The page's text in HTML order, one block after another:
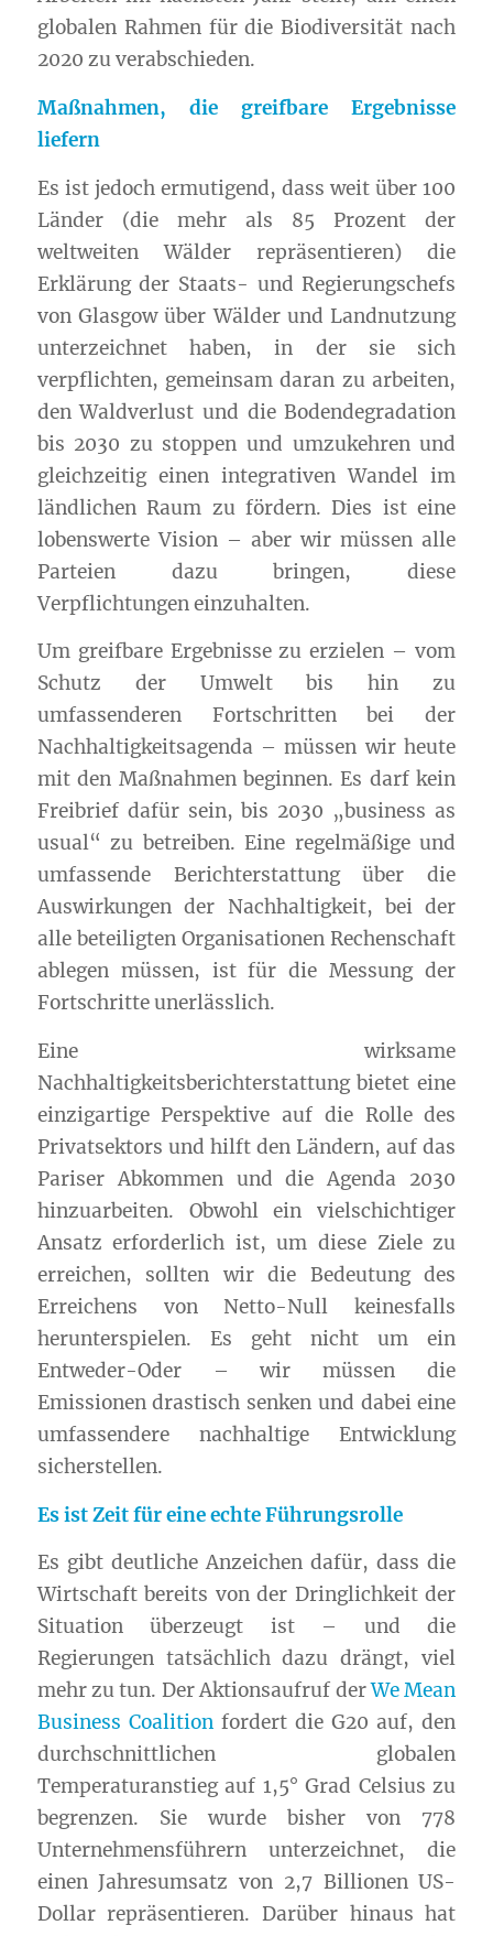
globalen Rahmen für dieBiodiversität nach
2020 zu verabschieden.
Maßnahmen, die greifbare Ergebnisse
liefern
Es ist jedoch ermutigend, dass weit über 100
Länder (die mehr als 85 Prozent der
weltweiten Wälder repräsentieren) die
Erklärung der Staats- und Regierungschefs
von Glasgow über Wälder und Landnutzung
unterzeichnet haben, in der sie sich
verpflichten, gemeinsam daran zu arbeiten,
den Waldverlust und die Bodendegradation
bis 2030 zu stoppen und umzukehren und
gleichzeitig einen integrativen Wandel im
ländlichen Raum zu fördern. Dies ist eine
lobenswerte Vision – aber wir müssen alle
Parteien dazu bringen, diese
Verpflichtungen einzuhalten.
Um greifbare Ergebnisse zu erzielen – vom
Schutz der Umwelt bis hin zu
umfassenderen Fortschritten bei der
Nachhaltigkeitsagenda – müssen wir heute
mit den Maßnahmen beginnen. Es darf kein
Freibrief dafür sein, bis 2030 „business as
usual“ zu betreiben. Eine regelmäßige und
umfassende Berichterstattung über die
Auswirkungen der Nachhaltigkeit, bei der
alle beteiligten Organisationen Rechenschaft
ablegen müssen, ist für die Messung der
Fortschritte unerlässlich.
Eine wirksame
Nachhaltigkeitsberichterstattung bietet eine
einzigartige Perspektive auf die Rolle des
Privatsektors und hilft den Ländern, auf das
Pariser Abkommen und die Agenda 2030
hinzuarbeiten. Obwohl ein vielschichtiger
Ansatz erforderlich ist, um diese Ziele zu
erreichen, sollten wir die Bedeutung des
Erreichens von Netto-Null keinesfalls
herunterspielen. Es geht nicht um ein
Entweder-Oder – wir müssen die
Emissionen drastisch senken und dabei eine
umfassendere nachhaltige Entwicklung
sicherstellen.
Es ist Zeit für eine echte Führungsrolle
Es gibt deutliche Anzeichen dafür, dass die
Wirtschaft bereits von der Dringlichkeit der
Situation überzeugt ist – und die
Regierungen tatsächlich dazu drängt, viel
mehr zu tun. Der Aktionsaufruf derWe Mean
Business Coalitionfordert dieG20 auf, den
durchschnittlichen globalen
Temperaturanstieg auf 1,5° Grad Celsius zu
begrenzen. Sie wurde bisher von 778
Unternehmensführern unterzeichnet, die
einen Jahresumsatz von 2,7 Billionen US-
Dollar repräsentieren. Darüber hinaus hat